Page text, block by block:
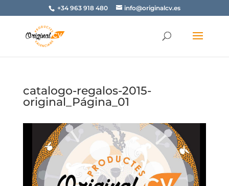
+34 963 918 480 info@originalcv.es
catalogo-regalos-2015-
original_Página_01